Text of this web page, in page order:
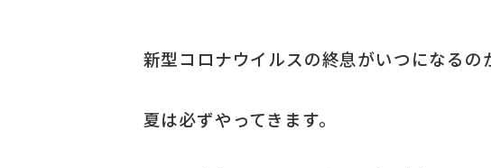
新型コロナウイルスの終息がいつになるの
夏は必ずやってきます。